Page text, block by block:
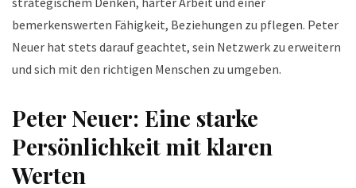
bemerkenswerten Fähigkeit, Beziehungen zu pflegen. Peter
Neuer hat stets darauf geachtet, sein Netzwerk zu erweitern
und sich mit den richtigen Menschen zu umgeben.
Peter Neuer: Eine starke
Persönlichkeit mit klaren
Werten